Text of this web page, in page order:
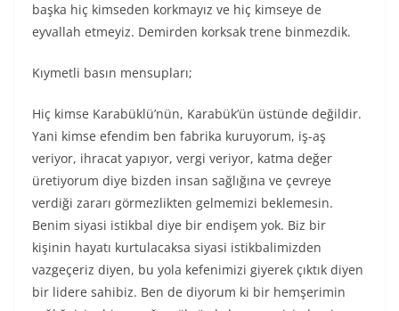
başka hiç kimseden korkmayız ve hiç kimseye de
eyvallah etmeyiz. Demirden korksak trene binmezdik.
Kıymetli basın mensupları;
Hiç kimse Karabüklü’nün, Karabük’ün üstünde değildir.
Yani kimse efendim ben fabrika kuruyorum, iş-aş
veriyor, ihracat yapıyor, vergi veriyor, katma değer
üretiyorum diye bizden insan sağlığına ve çevreye
verdiği zararı görmezlikten gelmemizi beklemesin.
Benim siyasi istikbal diye bir endişem yok. Biz bir
kişinin hayatı kurtulacaksa siyasi istikbalimizden
vazgeçeriz diyen, bu yola kefenimizi giyerek çıktık diyen
bir lidere sahibiz. Ben de diyorum ki bir hemşerimin